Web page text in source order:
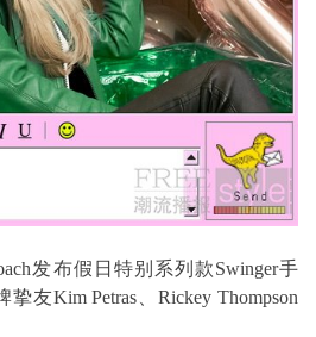
发布假日特别系列款Swinger手
友Kim Petras、Rickey Thompson